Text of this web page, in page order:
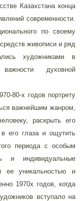
Казахстана конца
современности.
по своему
живописи и ряд
художниками в
духовной
80-х годов портрету
важнейшим жанром,
раскрыть его
его глаза и ощутить
периода с особым
и индивидуальные
ее уникальностью и
1970х годов, когда
вступало на